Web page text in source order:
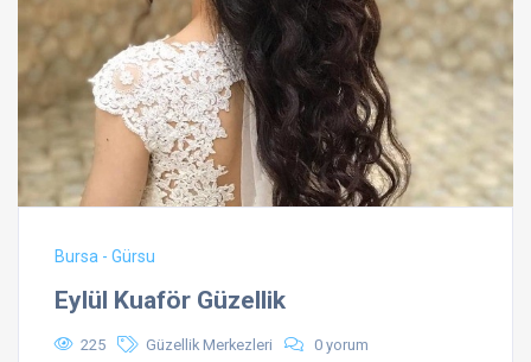
Bursa - Gürsu
Eylül Kuaför Güzellik
225 Güzellik Merkezleri 0 yorum